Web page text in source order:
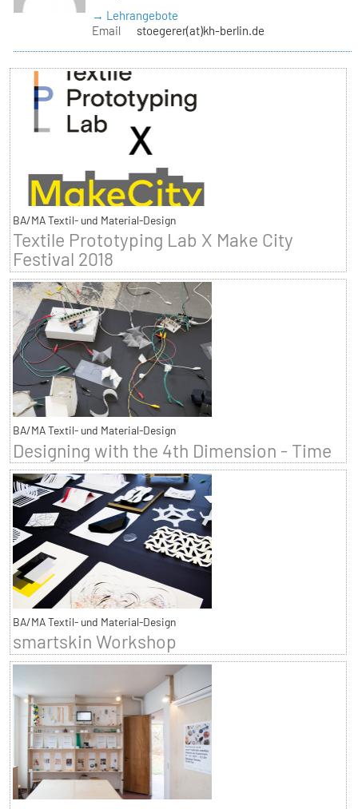
→ Lehrangebote
Email
stoegerer(at)kh-berlin.de
BA/MA Textil- und Material-Design
Textile Prototyping Lab X Make City
Festival 2018
BA/MA Textil- und Material-Design
Designing with the 4th Dimension - Time
BA/MA Textil- und Material-Design
smartskin Workshop